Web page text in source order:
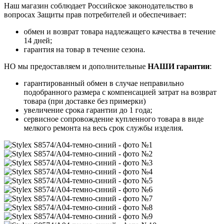
Наш магазин соблюдает Российское законодательство в
вопросах Защиты прав потребителей и обеспечивает:
обмен и возврат товара надлежащего качества в течение
14 дней;
гарантия на товар в течение сезона.
НО мы предоставляем и дополнительные НАШИ гарантии:
гарантированный обмен в случае неправильно
подобранного размера с компенсацией затрат на возврат
товара (при доставке без примерки)
увеличение срока гарантии до 1 года;
сервисное сопровождение купленного товара в виде
мелкого ремонта на весь срок службы изделия.